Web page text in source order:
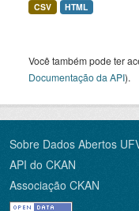
CSV HTML
Você também pode ter
Documentação da API).
Sobre Dados Abertos
API do CKAN
Associação CKAN